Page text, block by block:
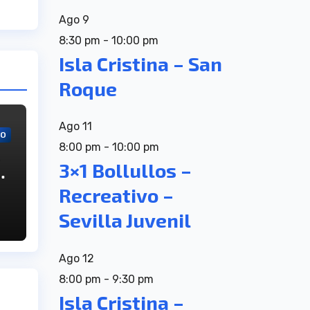
Ago 9
8:30 pm - 10:00 pm
Isla Cristina – San
Roque
Ago 11
8:00 pm - 10:00 pm
3×1 Bollullos –
Recreativo –
Sevilla Juvenil
Ago 12
8:00 pm - 9:30 pm
Isla Cristina –